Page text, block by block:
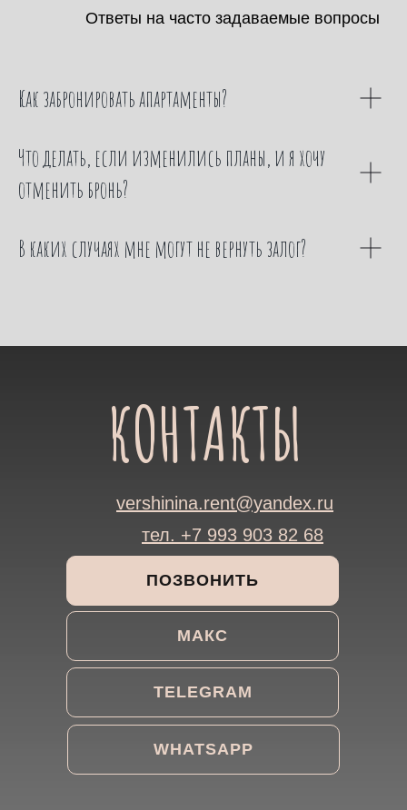
Ответы на часто задаваемые вопросы
Как забронировать апартаменты?
Что делать, если изменились планы, и я хочу
отменить бронь?
В каких случаях мне могут не вернуть залог?
ПОЗВОНИТЬ
WHATSAPP
МАКС
TELEGRAM
КОНТАКТЫ
тел. +7 993 903 82 68
vershinina.rent@yandex.ru